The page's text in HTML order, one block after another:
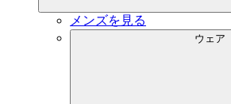
メンズを見る
ウェア